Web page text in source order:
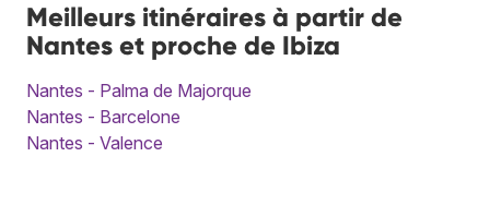
Meilleurs itinéraires à partir de
Nantes et proche de Ibiza
Nantes - Palma de Majorque
Nantes - Barcelone
Nantes - Valence